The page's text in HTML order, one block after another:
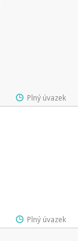
Plný úvazek
Plný úvazek